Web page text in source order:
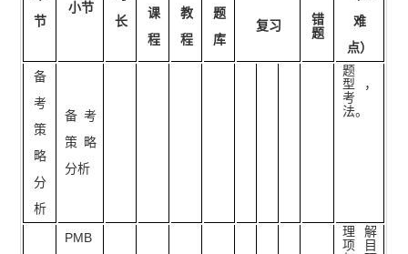
2批次真题解析及考情分析】
节
小节
长
难
点）
课
程
教
程
题
库
复习
错
题
备
考
策
略
分
析
备考
策略
分析
题
型，
考
法。
PMB
理解
项目